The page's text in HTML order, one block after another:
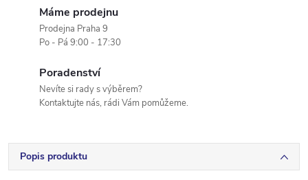
Máme prodejnu
Prodejna Praha 9
Po - Pá 9:00 - 17:30
Poradenství
Nevíte si rady s výběrem?
Kontaktujte nás, rádi Vám pomůžeme.
Popis produktu